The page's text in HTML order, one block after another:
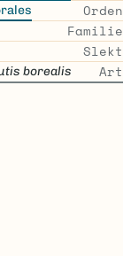
Orden
Familie
Slekt
borealis Art